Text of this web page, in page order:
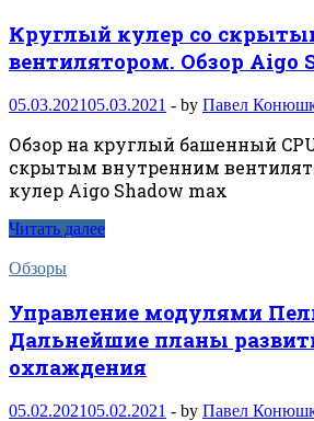
Круглый кулер со
вентилятором. Обзор Aigo
05.03.202105.03.2021 - by Павел
Обзор на круглый башенный
скрытым внутренним
кулер Aigo Shadow max
Читать далее
Обзоры
Управление модулями
Дальнейшие планы
охлаждения
05.02.202105.02.2021 - by Павел